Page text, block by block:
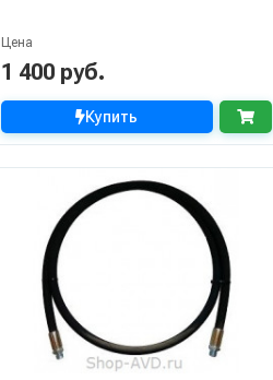
Цена
1 400 руб.
Купить